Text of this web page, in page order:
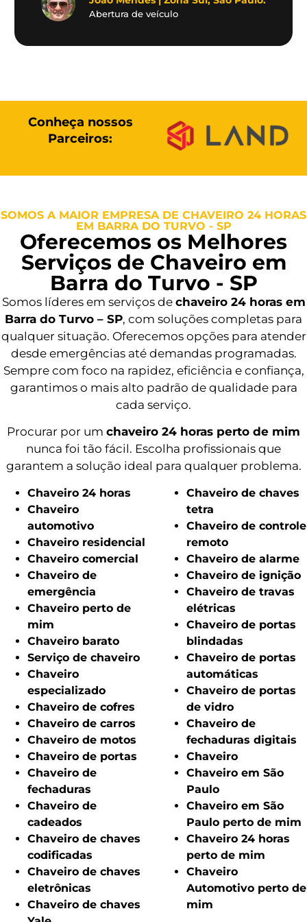
Abertura de veículo
Conheça nossos
Parceiros:
SOMOS A MAIOR EMPRESA DE CHAVEIRO 24 HORAS
EM BARRA DO TURVO - SP
Oferecemos os Melhores
Serviços de Chaveiro em
Barra do Turvo - SP
Somos líderes em serviços de chaveiro 24 horas em
Barra do Turvo – SP, com soluções completas para
qualquer situação. Oferecemos opções para atender
desde emergências até demandas programadas.
Sempre com foco na rapidez, eficiência e confiança,
garantimos o mais alto padrão de qualidade para
cada serviço.
Procurar por um chaveiro 24 horas perto de mim
nunca foi tão fácil. Escolha profissionais que
garantem a solução ideal para qualquer problema.
Chaveiro 24 horas
Chaveiro
automotivo
Chaveiro residencial
Chaveiro comercial
Chaveiro de
emergência
Chaveiro perto de
mim
Chaveiro barato
Serviço de chaveiro
Chaveiro
especializado
Chaveiro de cofres
Chaveiro de carros
Chaveiro de motos
Chaveiro de portas
Chaveiro de
fechaduras
Chaveiro de
cadeados
Chaveiro de chaves
codificadas
Chaveiro de chaves
eletrônicas
Chaveiro de chaves
Chaveiro de chaves
tetra
Chaveiro de controle
remoto
Chaveiro de alarme
Chaveiro de ignição
Chaveiro de travas
elétricas
Chaveiro de portas
blindadas
Chaveiro de portas
automáticas
Chaveiro de portas
de vidro
Chaveiro de
fechaduras digitais
Chaveiro
Chaveiro em São
Paulo
Chaveiro em São
Paulo perto de mim
Chaveiro 24 horas
perto de mim
Chaveiro
Automotivo perto de
mim